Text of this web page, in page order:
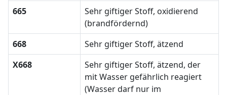
665
Sehr giftiger Stoff, oxidierend
(brandfördernd)
668
Sehr giftiger Stoff, ätzend
X668
Sehr giftiger Stoff, ätzend, der
mit Wasser gefährlich reagiert
(Wasser darf nur im